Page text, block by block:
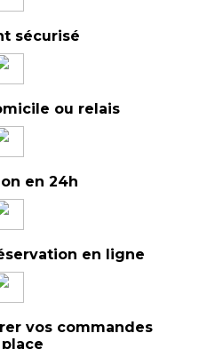
sécurisé
ou relais
en 24h
en ligne
vos commandes